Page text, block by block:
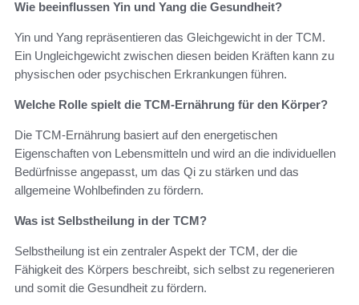
Wie beeinflussen Yin und Yang die Gesundheit?
Yin und Yang repräsentieren das Gleichgewicht in der TCM.
Ein Ungleichgewicht zwischen diesen beiden Kräften kann zu
physischen oder psychischen Erkrankungen führen.
Welche Rolle spielt die TCM-Ernährung für den Körper?
Die TCM-Ernährung basiert auf den energetischen
Eigenschaften von Lebensmitteln und wird an die individuellen
Bedürfnisse angepasst, um das Qi zu stärken und das
allgemeine Wohlbefinden zu fördern.
Was ist Selbstheilung in der TCM?
Selbstheilung ist ein zentraler Aspekt der TCM, der die
Fähigkeit des Körpers beschreibt, sich selbst zu regenerieren
und somit die Gesundheit zu fördern.